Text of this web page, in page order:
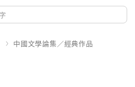
中國文學論集／經典作品